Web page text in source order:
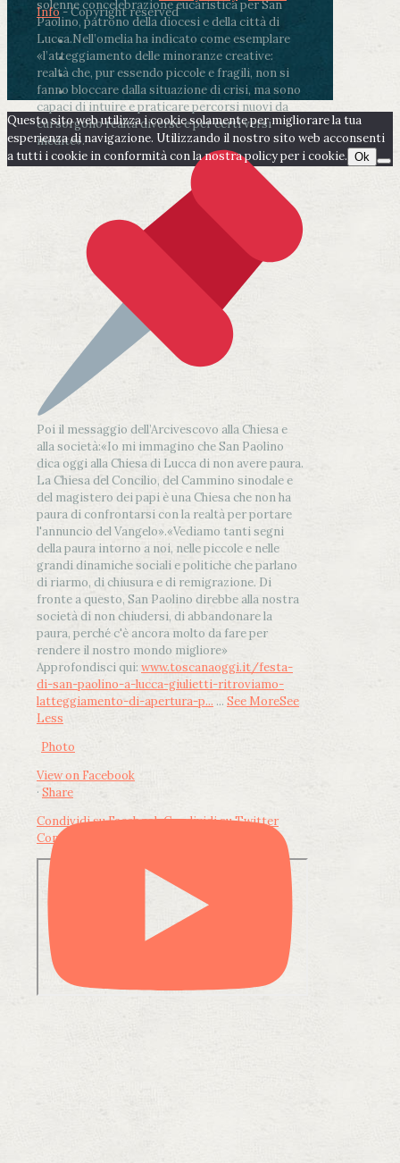
solenne concelebrazione eucaristica per San
Paolino, patrono della diocesi e della città di
Lucca.Nell’omelia ha indicato come esemplare
«l’atteggiamento delle minoranze creative:
realtà che, pur essendo piccole e fragili, non si
fanno bloccare dalla situazione di crisi, ma sono
capaci di intuire e praticare percorsi nuovi da
cui sorgono realtà diverse e per certi versi
inedite».
Poi il messaggio dell’Arcivescovo alla Chiesa e
alla società:«Io mi immagino che San Paolino
dica oggi alla Chiesa di Lucca di non avere paura.
La Chiesa del Concilio, del Cammino sinodale e
del magistero dei papi è una Chiesa che non ha
paura di confrontarsi con la realtà per portare
l'annuncio del Vangelo».«Vediamo tanti segni
della paura intorno a noi, nelle piccole e nelle
grandi dinamiche sociali e politiche che parlano
di riarmo, di chiusura e di remigrazione. Di
fronte a questo, San Paolino direbbe alla nostra
società di non chiudersi, di abbandonare la
paura, perché c'è ancora molto da fare per
rendere il nostro mondo migliore»
Approfondisci qui: www.toscanaoggi.it/festa-
di-san-paolino-a-lucca-giulietti-ritroviamo-
latteggiamento-di-apertura-p... ... See MoreSee
Less
Photo
View on Facebook
· Share
Condividi su FacebookCondividi su Twitter
Condividi su LinkedIn
Info- Copyright reserved
Questo sito web utilizza i cookie solamente per migliorare la tua
esperienza di navigazione. Utilizzando il nostro sito web acconsenti
a tutti i cookie in conformità con la nostra policy per i cookie. Ok